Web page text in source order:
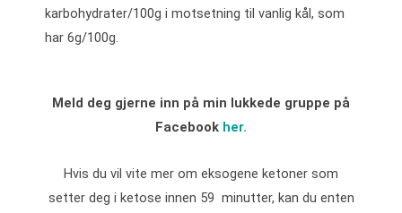
karbohydrater/100g i motsetning til vanlig kål, som
har 6g/100g.
Meld deg gjerne inn på min lukkede gruppe på
Facebook her.
Hvis du vil vite mer om eksogene ketoner som
setter deg i ketose innen 59 minutter, kan du enten